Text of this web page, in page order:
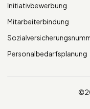
Initiativbewerbung
Mitarbeiterbindung
Personalbedarfsplanung